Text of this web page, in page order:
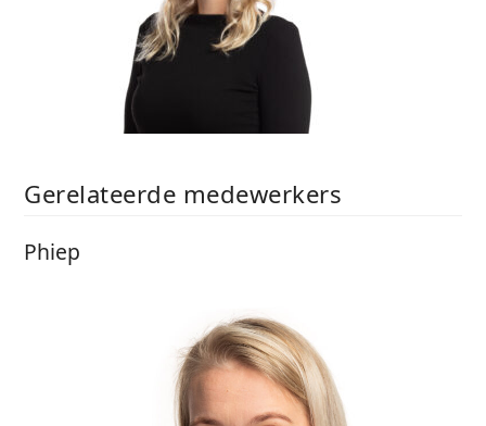
Gerelateerde medewerkers
Phiep